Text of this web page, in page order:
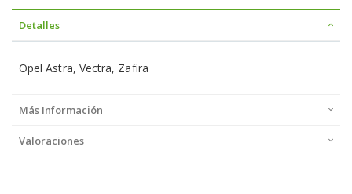
Detalles
Opel Astra, Vectra, Zafira
Más Información
Valoraciones